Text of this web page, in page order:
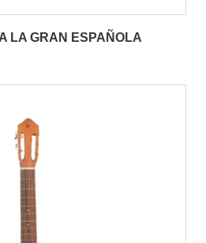
LA GRAN ESPAÑOLA